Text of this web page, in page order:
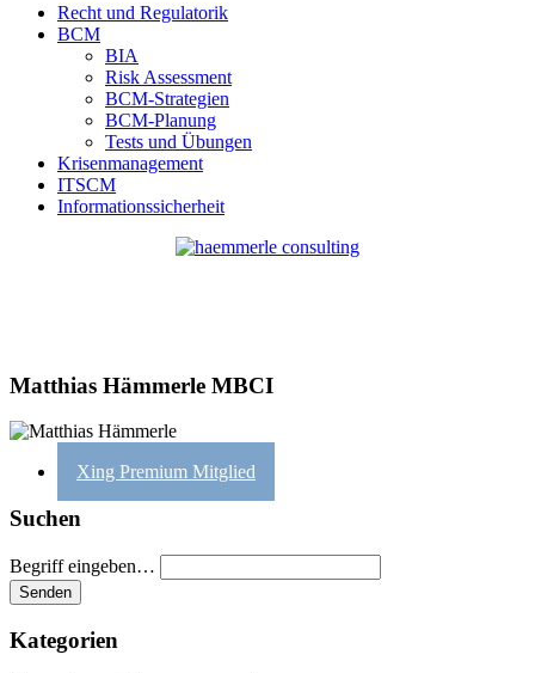
Recht und Regulatorik
BCM
BIA
Risk Assessment
BCM-Strategien
BCM-Planung
Tests und Übungen
Krisenmanagement
ITSCM
Informationssicherheit
Matthias Hämmerle MBCI
Xing Premium Mitglied
Suchen
Begriff eingeben…
Kategorien